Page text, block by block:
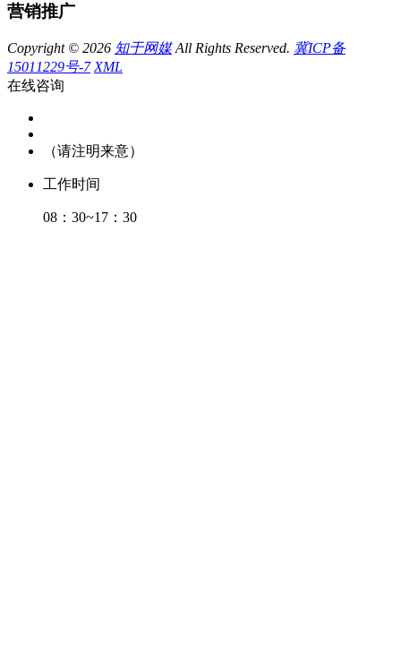
营销推广
Copyright © 2026 知于网媒All Rights Reserved. 冀ICP备
15011229号-7 XML
在线咨询
（请注明来意）
工作时间
08：30~17：30